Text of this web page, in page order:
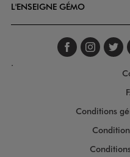
L'ENSEIGNE GÉMO
.
Conditions